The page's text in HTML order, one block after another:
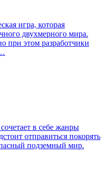
игра, которая
двухмерного мира.
при этом разработчики
в себе жанры
отправиться покорять
подземный мир.